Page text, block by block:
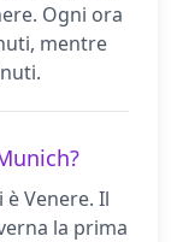
Ogni ora
mentre
Venere. Il
la prima